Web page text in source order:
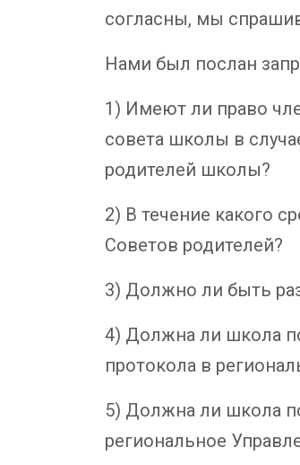
согласны, мы
Нами был послан
1) Имеют ли право
совета школы в
родителей школы?
2) В течение какого
Советов родителей?
3) Должно ли быть
4) Должна ли школа
протокола в
5) Должна ли школа
региональное